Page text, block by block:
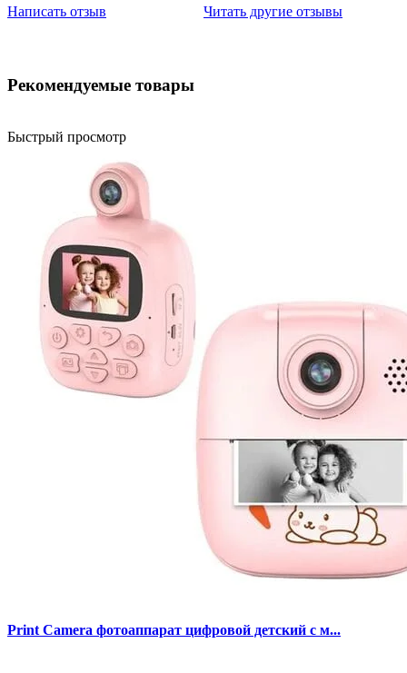
Написать отзыв Читать другие отзывы
Рекомендуемые товары
Быстрый просмотр
Print Camera фотоаппарат цифровой детский с м...